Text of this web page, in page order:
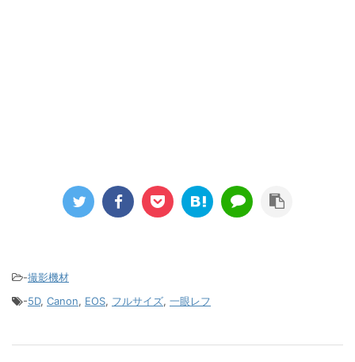
-撮影機材
-5D, Canon, EOS, フルサイズ, 一眼レフ